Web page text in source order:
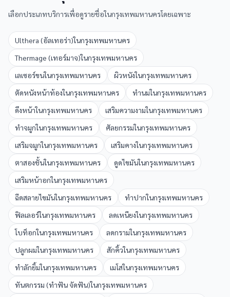
เลือกประเภทบริการเพื่อดูรายชื่อในกรุงเทพมหานครโดยเฉพาะ
Ulthera (อัลเทอร่า)ในกรุงเทพมหานคร
Thermage (เทอร์มาจ)ในกรุงเทพมหานคร
เลเซอร์ขนในกรุงเทพมหานคร ผิวหนังในกรุงเทพมหานคร
ตัดหนังหน้าท้องในกรุงเทพมหานคร ทำนมในกรุงเทพมหานคร
ดึงหน้าในกรุงเทพมหานคร เสริมความงามในกรุงเทพมหานคร
ทำจมูกในกรุงเทพมหานคร ศัลยกรรมในกรุงเทพมหานคร
เสริมจมูกในกรุงเทพมหานคร เสริมคางในกรุงเทพมหานคร
ตาสองชั้นในกรุงเทพมหานคร ดูดไขมันในกรุงเทพมหานคร
เสริมหน้าอกในกรุงเทพมหานคร
ฉีดสลายไขมันในกรุงเทพมหานคร ทำปากในกรุงเทพมหานคร
ฟิลเลอร์ในกรุงเทพมหานคร ลดเหนียงในกรุงเทพมหานคร
โบท็อกในกรุงเทพมหานคร ลดกรามในกรุงเทพมหานคร
ปลูกผมในกรุงเทพมหานคร สักคิ้วในกรุงเทพมหานคร
ทำลักยิ้มในกรุงเทพมหานคร เมโสในกรุงเทพมหานคร
ทันตกรรม (ทำฟัน จัดฟัน)ในกรุงเทพมหานคร